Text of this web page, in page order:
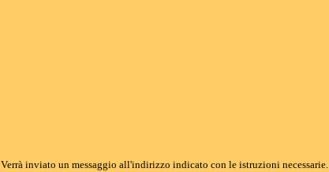
Verrà inviato un messaggio all'indirizzo indicato con le istruzioni necessarie.